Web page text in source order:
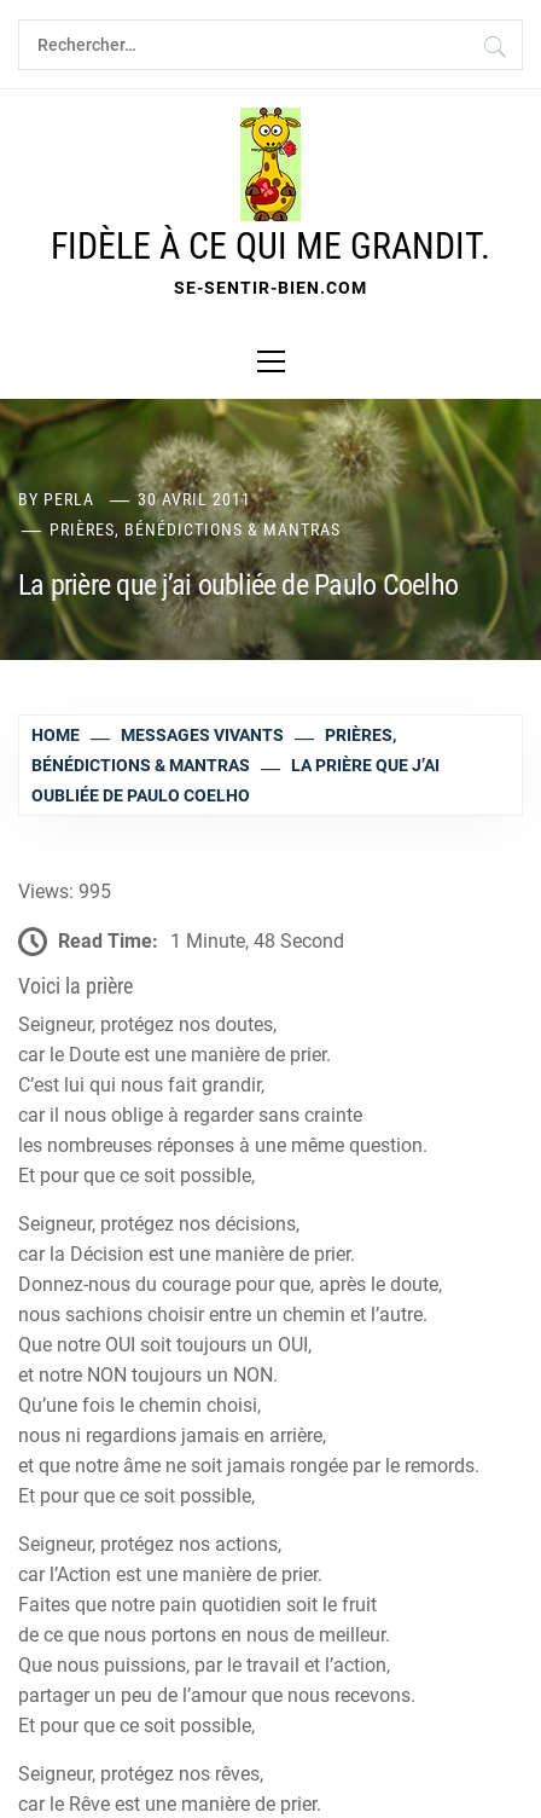
Skip
content
Rechercher :
FIDÈLE À CE QUI ME GRANDIT.
SE-SENTIR-BIEN.COM
Menu
BY PERLA
30 AVRIL 2011
PRIÈRES, BÉNÉDICTIONS & MANTRAS
La prière que j’ai oubliée de Paulo Coelho
HOME MESSAGES VIVANTS
PRIÈRES,
BÉNÉDICTIONS & MANTRAS
LA PRIÈRE QUE J’AI
OUBLIÉE DE PAULO COELHO
Views: 995
Read Time: 1 Minute, 48 Second
Voici la prière
Seigneur, protégez nos doutes,
car le Doute est une manière de prier.
C’est lui qui nous fait grandir,
car il nous oblige à regarder sans crainte
les nombreuses réponses à une même question.
Et pour que ce soit possible,
Seigneur, protégez nos décisions,
car la Décision est une manière de prier.
Donnez-nous du courage pour que, après le doute,
nous sachions choisir entre un chemin et l’autre.
Que notre OUI soit toujours un OUI,
et notre NON toujours un NON.
Qu’une fois le chemin choisi,
nous ni regardions jamais en arrière,
et que notre âme ne soit jamais rongée par le remords.
Et pour que ce soit possible,
Seigneur, protégez nos actions,
car l’Action est une manière de prier.
Faites que notre pain quotidien soit le fruit
de ce que nous portons en nous de meilleur.
Que nous puissions, par le travail et l’action,
partager un peu de l’amour que nous recevons.
Et pour que ce soit possible,
Seigneur, protégez nos rêves,
car le Rêve est une manière de prier.